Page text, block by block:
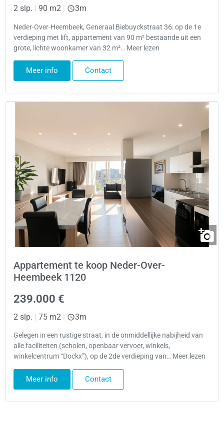
2 slp. 90 m2 3m
Neder-Over-Heembeek, Generaal Biebuyckstraat 36: op de 1e
verdieping met lift, appartement van 90 m² bestaande uit een
grote, lichte woonkamer van 32 m²… Meer lezen
Meer info Contact
Appartement te koop Neder-Over-
Heembeek 1120
239.000 €
2 slp. | 75 m2 | 3m
Gelegen in een rustige straat, in de onmiddellijke nabijheid van
alle faciliteiten (scholen, openbaar vervoer, winkels,
winkelcentrum “Dockx”), op de 2de verdieping van… Meer lezen
Meer info Contact